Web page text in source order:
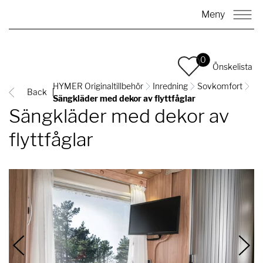
Meny
0
Önskelista
Back
HYMER Originaltillbehör Inredning
Sovkomfort
Sängkläder med dekor av flyttfåglar
Sängkläder med dekor av
flyttfåglar